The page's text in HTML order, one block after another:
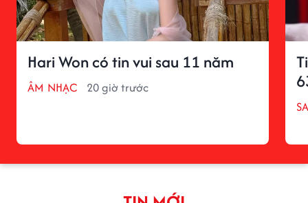
Hari Won có tin vui sau 11 năm
ÂM NHẠC 20 giờ trước